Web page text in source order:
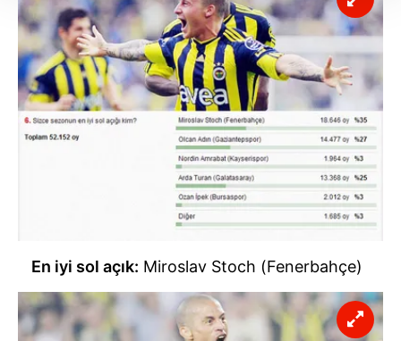
Her halükârda, kullanıcılar, bu çerezlere izin vermedikleri
takdirde, kullanıcılara hedefli reklamlar
gösterilmeyecektir."
Sizlere daha iyi bir hizmet sunabilmek için İnternet
Sitemizde kendimize ve üçüncü kişilere ait çerezler
kullanılmaktadır. Bu çerezler vasıtasıyla çeşitli kişisel
verileriniz işlenmekte olup gerekli olan çerezler bilgi
toplumu hizmetlerinin sunulması amacıyla
kullanılmaktadır. Diğer çerezler, sitemizin daha işlevsel
kılınması ve kişiselleştirilmesi ve sizlere yönelik
sınırlı olarak açık rızanız dahilinde kullanılacaktır.
Çerezlere ilişkin tercihlerinizi aşağıda yer alan panel
vasıtasıyla belirleyebilirsiniz. Çerezlere ilişkin detaylı bilgi
En iyi sol açık: Miroslav Stoch (Fenerbahçe)